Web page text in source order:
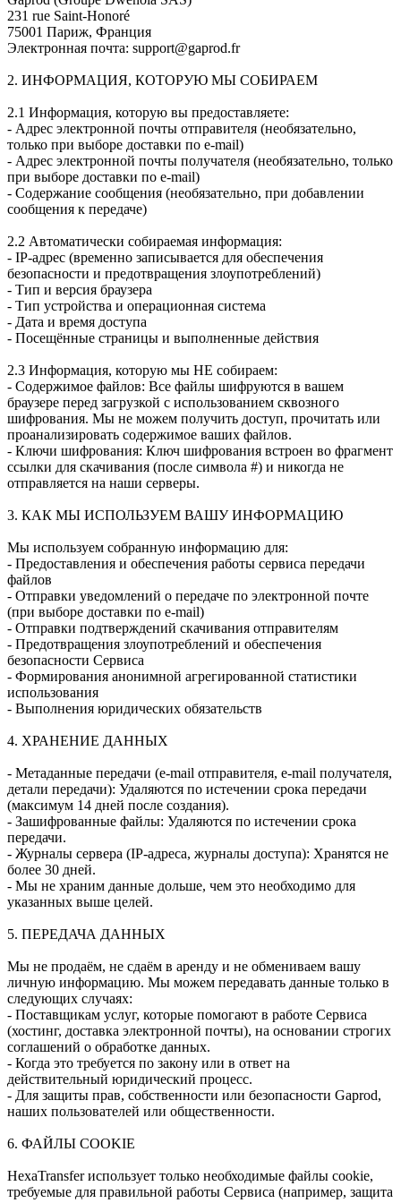
231 rue Saint-Honoré
75001 Париж, Франция
Электронная почта: support@gaprod.fr
2. ИНФОРМАЦИЯ, КОТОРУЮ МЫ СОБИРАЕМ
2.1 Информация, которую вы предоставляете:
- Адрес электронной почты отправителя (необязательно,
только при выборе доставки по e-mail)
- Адрес электронной почты получателя (необязательно, только
при выборе доставки по e-mail)
- Содержание сообщения (необязательно, при добавлении
сообщения к передаче)
2.2 Автоматически собираемая информация:
- IP-адрес (временно записывается для обеспечения
безопасности и предотвращения злоупотреблений)
- Тип и версия браузера
- Тип устройства и операционная система
- Дата и время доступа
- Посещённые страницы и выполненные действия
2.3 Информация, которую мы НЕ собираем:
- Содержимое файлов: Все файлы шифруются в вашем
браузере перед загрузкой с использованием сквозного
шифрования. Мы не можем получить доступ, прочитать или
проанализировать содержимое ваших файлов.
- Ключи шифрования: Ключ шифрования встроен во фрагмент
ссылки для скачивания (после символа #) и никогда не
отправляется на наши серверы.
3. КАК МЫ ИСПОЛЬЗУЕМ ВАШУ ИНФОРМАЦИЮ
Мы используем собранную информацию для:
- Предоставления и обеспечения работы сервиса передачи
файлов
- Отправки уведомлений о передаче по электронной почте
(при выборе доставки по e-mail)
- Отправки подтверждений скачивания отправителям
- Предотвращения злоупотреблений и обеспечения
безопасности Сервиса
- Формирования анонимной агрегированной статистики
использования
- Выполнения юридических обязательств
4. ХРАНЕНИЕ ДАННЫХ
- Метаданные передачи (e-mail отправителя, e-mail получателя,
детали передачи): Удаляются по истечении срока передачи
(максимум 14 дней после создания).
- Зашифрованные файлы: Удаляются по истечении срока
передачи.
- Журналы сервера (IP-адреса, журналы доступа): Хранятся не
более 30 дней.
- Мы не храним данные дольше, чем это необходимо для
указанных выше целей.
5. ПЕРЕДАЧА ДАННЫХ
Мы не продаём, не сдаём в аренду и не обмениваем вашу
личную информацию. Мы можем передавать данные только в
следующих случаях:
- Поставщикам услуг, которые помогают в работе Сервиса
(хостинг, доставка электронной почты), на основании строгих
соглашений о обработке данных.
- Когда это требуется по закону или в ответ на
действительный юридический процесс.
- Для защиты прав, собственности или безопасности Gaprod,
наших пользователей или общественности.
6. ФАЙЛЫ COOKIE
HexaTransfer использует только необходимые файлы cookie,
требуемые для правильной работы Сервиса (например, защита